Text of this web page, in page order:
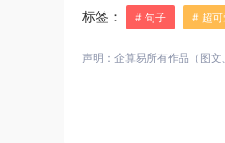
标签： # 句子 # 超
声明：企算易所有作品（图